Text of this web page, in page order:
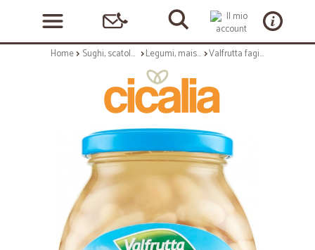
Home Sughi, scatolame e condimenti Legumi, mais e cereali Valfrutta fagioli cannellini vaso gr.360